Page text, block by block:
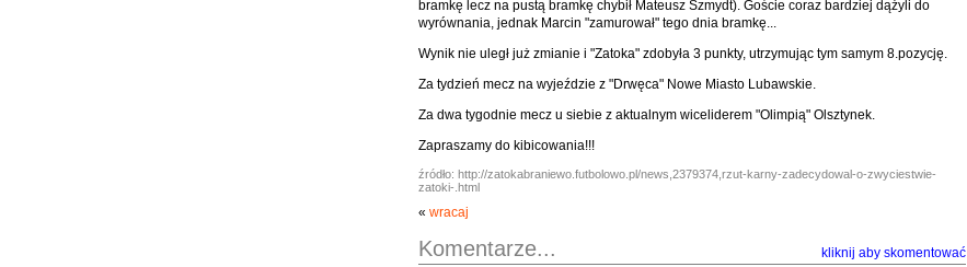
bramkę lecz na pustą bramkę chybił Mateusz Szmydt). Goście coraz bardziej dążyli do
wyrównania, jednak Marcin "zamurował" tego dnia bramkę...
Wynik nie uległ już zmianie i "Zatoka" zdobyła 3 punkty, utrzymując tym samym 8.pozycję.
Za tydzień mecz na wyjeździe z "Drwęca" Nowe Miasto Lubawskie.
Za dwa tygodnie mecz u siebie z aktualnym wiceliderem "Olimpią" Olsztynek.
Zapraszamy do kibicowania!!!
źródło: http://zatokabraniewo.futbolowo.pl/news,2379374,rzut-karny-zadecydowal-o-zwyciestwie-
zatoki-.html
« wracaj
Komentarze... kliknij aby skomentować